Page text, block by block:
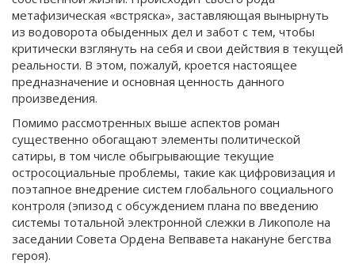
метафизическая «встряска», заставляющая вынырнуть
из водоворота обыденных дел и забот с тем, чтобы
критически взглянуть на себя и свои действия в текущей
реальности. В этом, пожалуй, кроется настоящее
предназначение и основная ценность данного
произведения.
Помимо рассмотренных выше аспектов роман
существенно обогащают элементы политической
сатиры, в том числе обыгрывающие текущие
остросоциальные проблемы, такие как цифровизация и
поэтапное внедрение систем глобального социального
контроля (эпизод с обсуждением плана по введению
системы тотальной электронной слежки в Ликополе на
заседании Совета Ордена Вепвавета накануне бегства
героя).